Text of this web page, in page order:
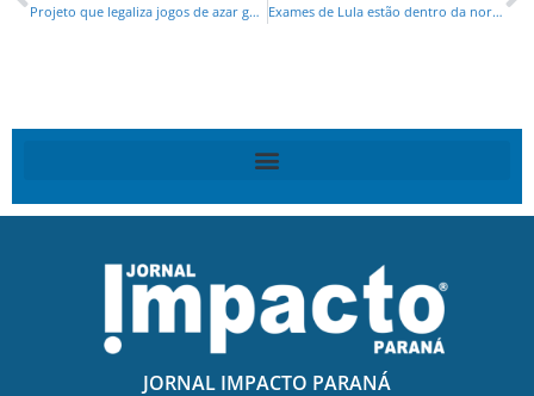
Projeto que legaliza jogos de azar ganha aliado na transição de Lula Exames de Lula estão dentro da normalidade, diz boletim médico
JORNAL IMPACTO PARANÁ